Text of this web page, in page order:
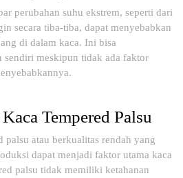
perubahan suhu ekstrem, seperti dari
secara tiba-tiba, dapat menyebabkan
di dalam kaca. Ini bisa
sendiri meskipun tidak ada faktor
Tempered Palsu
palsu atau berkualitas rendah yang
dapat menjadi faktor utama kaca
palsu tidak memiliki ketahanan